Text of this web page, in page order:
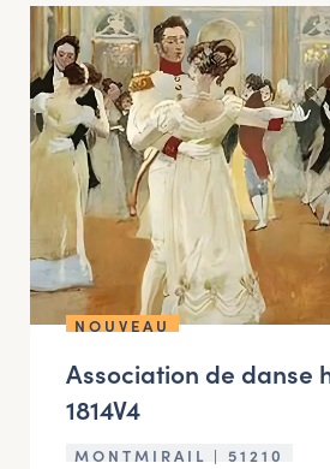
NOUVEAU
Association de danse
1814V4
MONTMIRAIL | 51210